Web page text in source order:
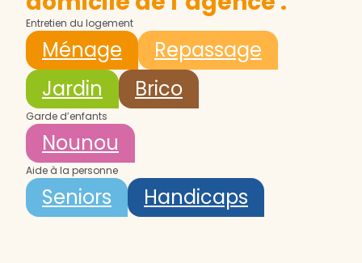
Entretien du logement
Ménage
Repassage
Jardin
Brico
Garde d’enfants
Nounou
Aide à la personne
Seniors Handicaps